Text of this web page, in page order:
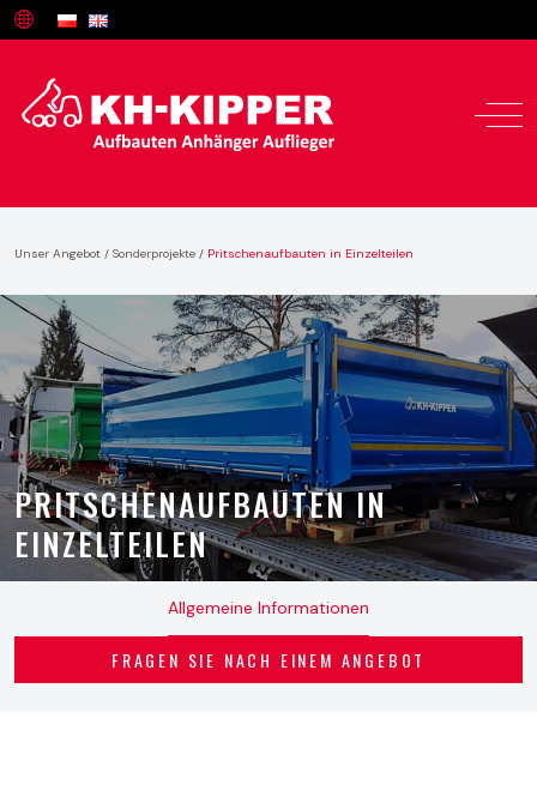
Angebot
Service und Ersatzteile
Unser Angebot / Sonderprojekte / Pritschenaufbauten in Einzelteilen
PRITSCHENAUFBAUTEN IN
EINZELTEILEN
Allgemeine Informationen
FRAGEN SIE NACH EINEM ANGEBOT